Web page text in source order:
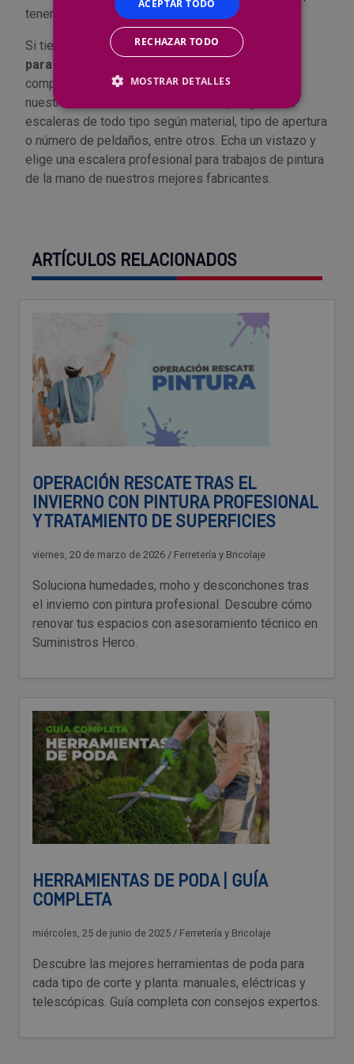
tener una solución robusta y segura.
Si tienes cualquier duda sobre lamejor escalera
para tus trabajos
compromiso y te ayudaremos en tu elección. En
nuestra tienda contamos con una amplia gama de
escaleras de todo tipo según material, tipo de apertura
o número de peldaños, entre otros. Echa un vistazo y
elige una escalera profesional para trabajos de pintura
de la mano de nuestros mejores fabricantes.
ARTÍCULOS RELACIONADOS
OPERACIÓN RESCATE TRAS EL
INVIERNO CON PINTURA PROFESIONAL
Y TRATAMIENTO DE SUPERFICIES
viernes, 20 de marzo de 2026 / Ferretería y Bricolaje
Soluciona humedades, moho y desconchones tras
el invierno con pintura profesional. Descubre cómo
renovar tus espacios con asesoramiento técnico en
Suministros Herco.
HERRAMIENTAS DE PODA | GUÍA
COMPLETA
miércoles, 25 de junio de 2025 / Ferretería y Bricolaje
Descubre las mejores herramientas de poda para
cada tipo de corte y planta: manuales, eléctricas y
telescópicas. Guía completa con consejos expertos.
ACEPTAR TODO
RECHAZAR TODO
MOSTRAR DETALLES